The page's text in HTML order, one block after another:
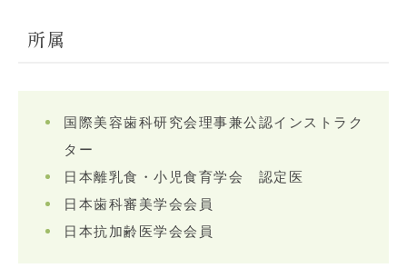
所属
国際美容歯科研究会理事兼公認インストラク
ター
日本離乳食・小児食育学会 認定医
日本歯科審美学会会員
日本抗加齢医学会会員